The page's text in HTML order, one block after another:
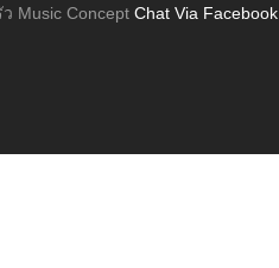
Music Concept Chat Via Facebook